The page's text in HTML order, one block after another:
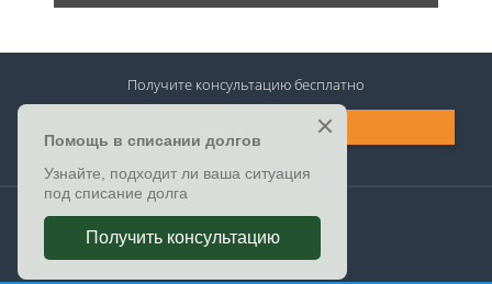
О компании
Форма обратной связи
Получите консультациюбесплатно